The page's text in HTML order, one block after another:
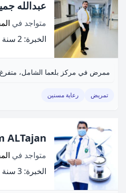
عبدالله
متواجد في
الخبرة: 2 سنة
ممرض في مركز بلعما الشامل،
تمريض رعاية مسنين
ALTajan
متواجد في
الخبرة: 3 سنة